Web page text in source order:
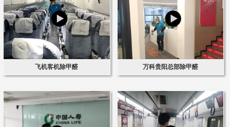
飞机客机除甲醛 万科贵阳总部除甲醛